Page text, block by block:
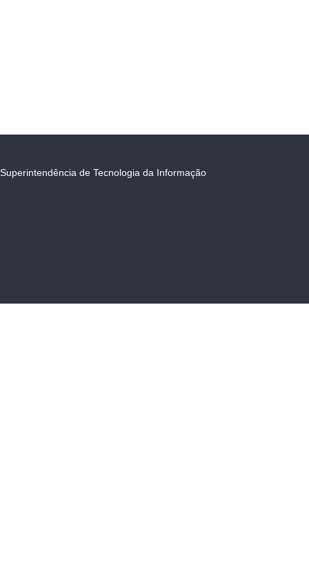
Superintendência de Tecnologia da Informação